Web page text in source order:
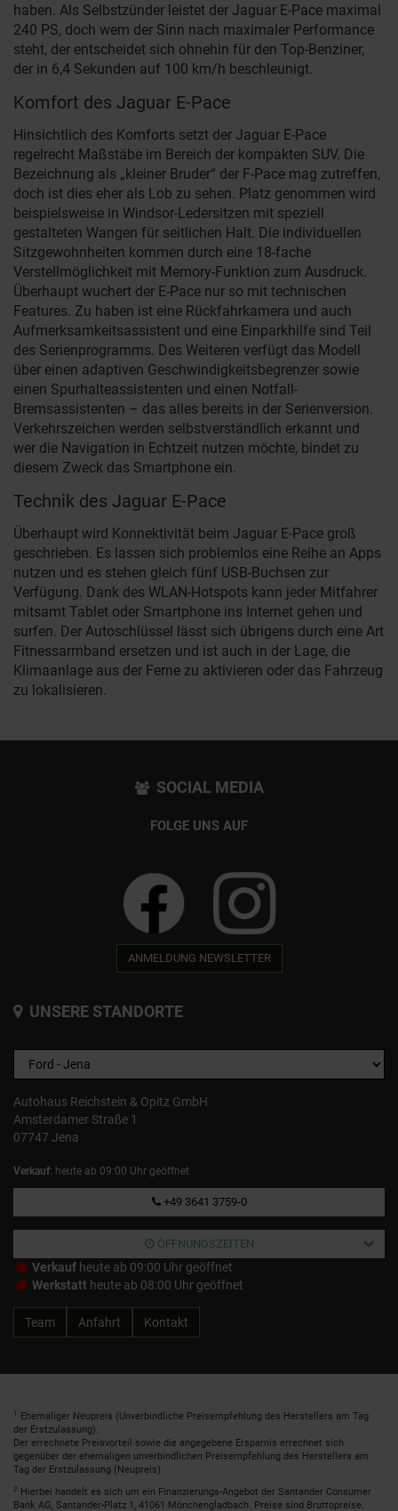
haben. Als Selbstzünder leistet der Jaguar E-Pace maximal
240 PS, doch wem der Sinn nach maximaler Performance
steht, der entscheidet sich ohnehin für den Top-Benziner,
der in 6,4 Sekunden auf 100 km/h beschleunigt.
Komfort des Jaguar E-Pace
Hinsichtlich des Komforts setzt der Jaguar E-Pace
regelrecht Maßstäbe im Bereich der kompakten SUV. Die
Bezeichnung als „kleiner Bruder“ der F-Pace mag zutreffen,
doch ist dies eher als Lob zu sehen. Platz genommen wird
beispielsweise in Windsor-Ledersitzen mit speziell
gestalteten Wangen für seitlichen Halt. Die individuellen
Sitzgewohnheiten kommen durch eine 18-fache
Verstellmöglichkeit mit Memory-Funktion zum Ausdruck.
Überhaupt wuchert der E-Pace nur so mit technischen
Features. Zu haben ist eine Rückfahrkamera und auch
Aufmerksamkeitsassistent und eine Einparkhilfe sind Teil
des Serienprogramms. Des Weiteren verfügt das Modell
über einen adaptiven Geschwindigkeitsbegrenzer sowie
einen Spurhalteassistenten und einen Notfall-
Bremsassistenten – das alles bereits in der Serienversion.
Verkehrszeichen werden selbstverständlich erkannt und
wer die Navigation in Echtzeit nutzen möchte, bindet zu
diesem Zweck das Smartphone ein.
Technik des Jaguar E-Pace
Überhaupt wird Konnektivität beim Jaguar E-Pace groß
geschrieben. Es lassen sich problemlos eine Reihe an Apps
nutzen und es stehen gleich fünf USB-Buchsen zur
Verfügung. Dank des WLAN-Hotspots kann jeder Mitfahrer
mitsamt Tablet oder Smartphone ins Internet gehen und
surfen. Der Autoschlüssel lässt sich übrigens durch eine Art
Fitnessarmband ersetzen und ist auch in der Lage, die
Klimaanlage aus der Ferne zu aktivieren oder das Fahrzeug
zu lokalisieren.
SOCIAL MEDIA
FOLGE UNS AUF
ANMELDUNG NEWSLETTER
UNSERE STANDORTE
Autohaus Reichstein & Opitz GmbH
Amsterdamer Straße 1
07747 Jena
Verkauf: heute ab 09:00 Uhr geöffnet
+49 3641 3759-0
ÖFFNUNGSZEITEN
Verkauf heute ab 09:00 Uhr geöffnet
Werkstatt heute ab 08:00 Uhr geöffnet
Team Anfahrt Kontakt
1 Ehemaliger Neupreis (Unverbindliche Preisempfehlung des Herstellers am Tag
der Erstzulassung).
Der errechnete Preisvorteil sowie die angegebene Ersparnis errechnet sich
gegenüber der ehemaligen unverbindlichen Preisempfehlung des Herstellers am
Tag der Erstzulassung (Neupreis).
2 Hierbei handelt es sich um ein Finanzierungs-Angebot der Santander Consumer
Bank AG, Santander-Platz 1, 41061 Mönchengladbach. Preise sind Bruttopreise.